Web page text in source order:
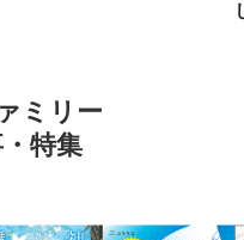
ミリー
特集